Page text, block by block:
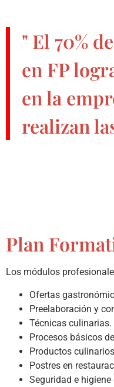
" El 70%
en FP
en la
realizan
Plan
Los módulos
Ofertas
Preelaboración y
Técnicas culinarias.
Procesos básicos
Productos
Postres en
Seguridad e